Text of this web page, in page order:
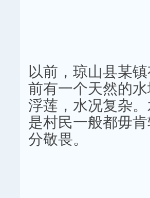
以前，琼山县某
前有一个天然的
浮莲，水况复杂
是村民一般都毋
分敬畏。